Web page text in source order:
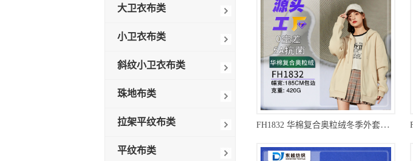
FH1832 华棉复合奥粒绒冬季外套加厚加绒裤子卫衣摇粒绒面料
大卫衣布类
小卫衣布类
斜纹小卫衣布类
珠地布类
拉架平纹布类
平纹布类